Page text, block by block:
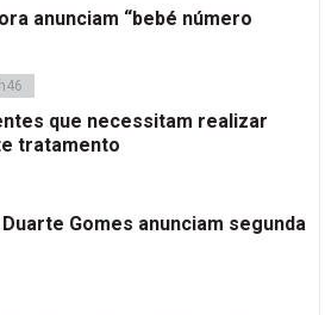
anunciam “bebé número
que necessitam realizar
tratamento
Gomes anunciam segunda